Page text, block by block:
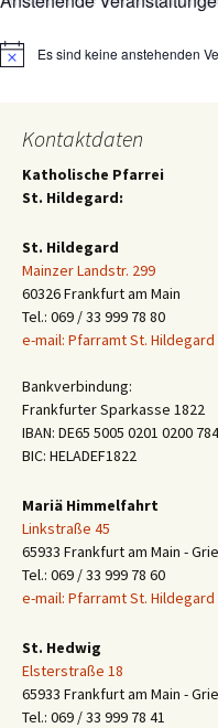
HinweisEs sind keine anstehenden
Kontaktdaten
Katholische Pfarrei
St. Hildegard:
St. Hildegard
Mainzer Landstr. 299
60326 Frankfurt am Main
Tel.: 069 / 33 999 78 80
e-mail: Pfarramt St. Hildegard
Bankverbindung:
Frankfurter Sparkasse 1822
IBAN: DE65 5005 0201 0200
BIC: HELADEF1822
Mariä Himmelfahrt
Linkstraße 45
65933 Frankfurt am Main -
Tel.: 069 / 33 999 78 60
e-mail: Pfarramt St. Hildegard
St. Hedwig
Elsterstraße 18
65933 Frankfurt am Main -
Tel.: 069 / 33 999 78 41